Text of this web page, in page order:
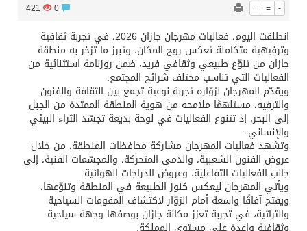
+ = -
421
انطلقت اليوم، فعاليات مهرجان جازان 2026، في تجربة ثقافية
وترفيهية متكاملة تعكس روح المكان، وتبرز ما تزخر به منطقة
جازان من تنوّع طبيعي وثقافي فريد، ضمن روزنامة استثنائية من
الفعاليات التي تناسب مختلف شرائح المجتمع.
ويقدّم المهرجان لزوّاره تجربة نوعية تجمع بين الثقافة والفنون
والترفيه، مستلهمًا ملامحه من هوية المنطقة الممتدة من الجبل
إلى البحر، إذ تتنوع الفعاليات في لوحة بديعة تجسّد الثراء البيئي
والإنساني.
وتشهد فعاليات المهرجان مشاركة محافظات المنطقة، من خلال
عروض الفنون الشعبية، والدمى المتحركة، والمجسّمات الفنية، إلى
جانب الفعاليات التفاعلية، وعروض الدراجات الهوائية.
ويأتي المهرجان ليعكس كنوز الطبيعة في المنطقة وتنوّعها،
ويفتح آفاقًا واسعة أمام الزوّار لاكتشاف المقومات السياحية
والتراثية، في تجربة تعزز مكانة جازان بوصفها وجهة سياحية